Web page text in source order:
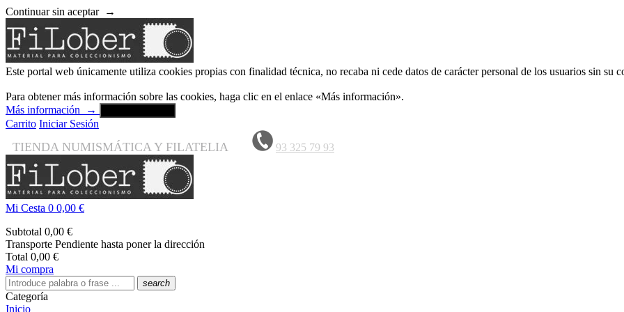
Continuar sin aceptar →
Este portal web únicamente utiliza cookies propias con finalidad técnica, no recaba ni cede datos de carácter personal de los usuarios sin su
Para obtener más información sobre las cookies, haga clic en el enlace «Más información».
Más información
→
Carrito Iniciar Sesión
TIENDA NUMISMÁTICA Y FILATELIA 93 325 79 93
Mi Cesta 0 0,00 €
Subtotal 0,00 €
Transporte Pendiente hasta poner la dirección
Total 0,00 €
Mi compra
search
Categoría
Inicio